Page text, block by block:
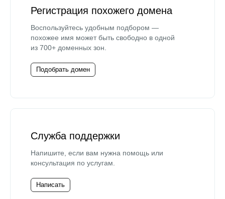
Регистрация похожего домена
Воспользуйтесь удобным подбором —
похожее имя может быть свободно в одной
из 700+ доменных зон.
Подобрать домен
Служба поддержки
Напишите, если вам нужна помощь или
консультация по услугам.
Написать